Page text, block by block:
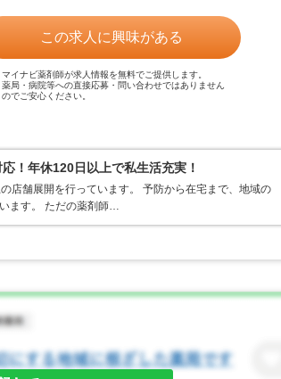
この求人に興味がある
マイナビ薬剤師が求人情報を無料でご提供します。
薬局・病院等への直接応募・問い合わせではありません
のでご安心ください。
！年休120日以上で私生活充実！
店舗展開を行っています。 予防から在宅まで、地域の
ます。 ただの薬剤師…